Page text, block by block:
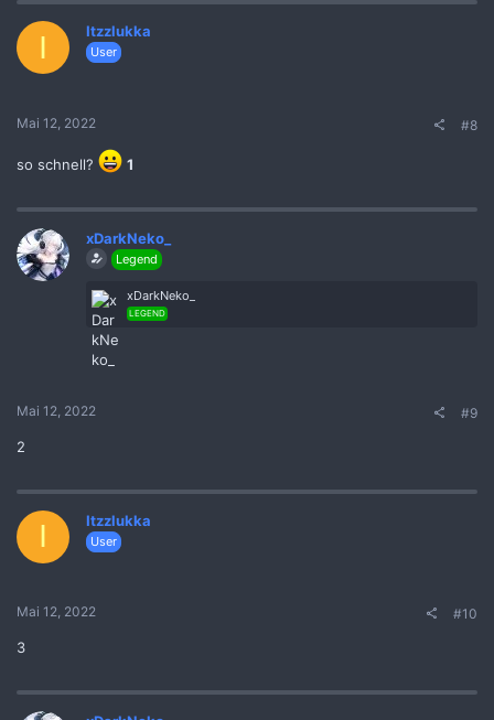
I Itzzlukka
User
Mai 12, 2022 #8
so schnell? 1
xDarkNeko_
Legend
xDarkNeko_
LEGEND
Mai 12, 2022 #9
2
I Itzzlukka
User
Mai 12, 2022 #10
3